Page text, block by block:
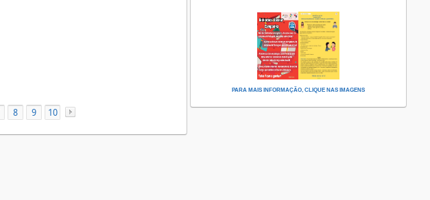
8 9 10
PARA MAIS INFORMAÇÃO, CLIQUE NAS IMAGENS